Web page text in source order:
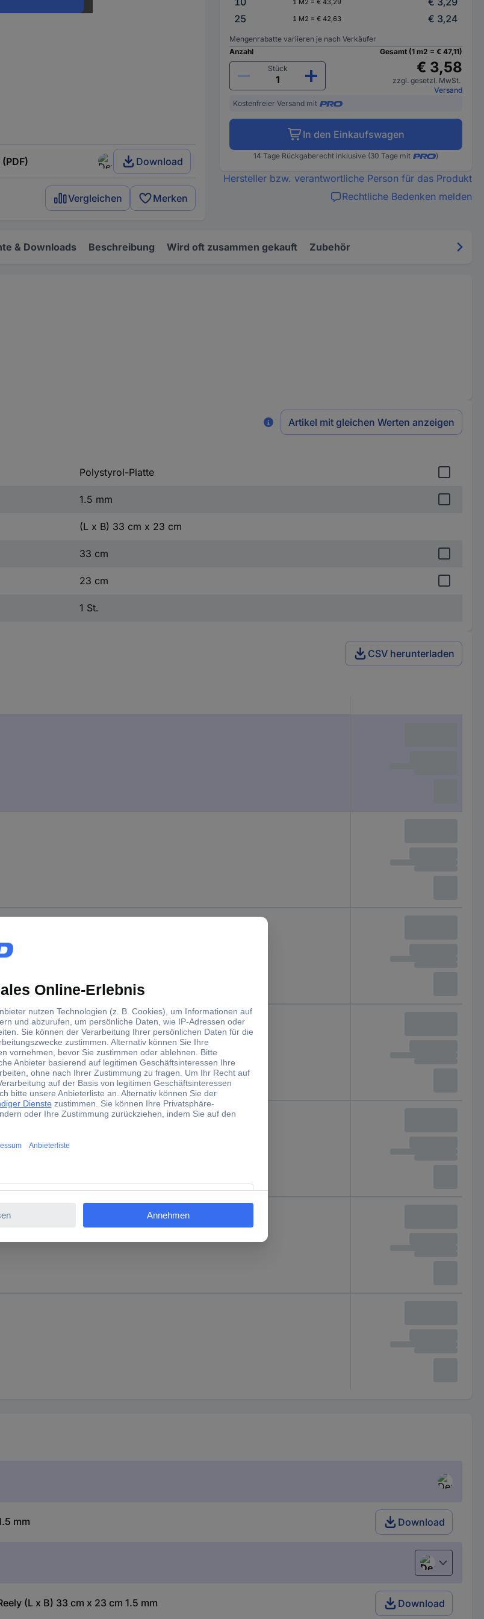
Download
Vergleichen Merken
1 M2 = € 43,29
25
1 M2 = € 42,63 € 3,24
Mengenrabatte variieren je nach Verkäufer
Anzahl
Stück
Gesamt (1 m2 = € 47,11)
€ 3,58
zzgl. gesetzl. MwSt.
Versand
Kostenfreier Versand mit
In den Einkaufswagen
14 Tage Rückgaberecht inklusive (30 Tage mit )
Hersteller bzw. verantwortliche Person für das Produkt
Rechtliche Bedenken melden
& Downloads Beschreibung Wird oft zusammen gekauft Zubehör
Artikel mit gleichen Werten anzeigen
Polystyrol-Platte
1.5 mm
(L x B) 33 cm x 23 cm
33 cm
23 cm
1 St.
CSV herunterladen
mm Download
Deutsch
(L x B) 33 cm x 23 cm 1.5 mm Download